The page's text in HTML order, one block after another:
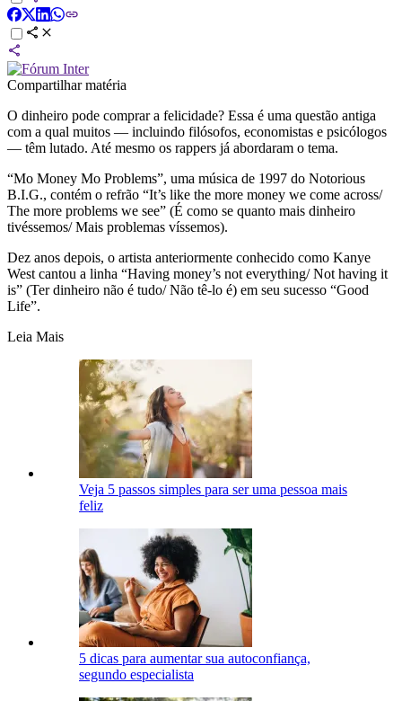
Compartilhar matéria
O dinheiro pode comprar a felicidade? Essa é uma questão antiga
com a qual muitos — incluindo filósofos, economistas e psicólogos
— têm lutado. Até mesmo os rappers já abordaram o tema.
“Mo Money Mo Problems”, uma música de 1997 do Notorious
B.I.G., contém o refrão “It’s like the more money we come across/
The more problems we see” (É como se quanto mais dinheiro
tivéssemos/ Mais problemas víssemos).
Dez anos depois, o artista anteriormente conhecido como Kanye
West cantou a linha “Having money’s not everything/ Not having it
is” (Ter dinheiro não é tudo/ Não tê-lo é) em seu sucesso “Good
Life”.
Leia Mais
Veja 5 passos simples para ser uma pessoa mais
feliz
5 dicas para aumentar sua autoconfiança,
segundo especialista